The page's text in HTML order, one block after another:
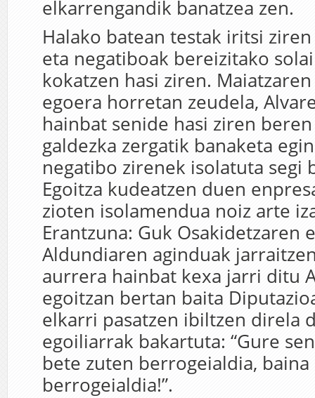
elkarrengandik banatzea zen.
Halako batean testak iritsi
eta negatiboak bereizitako
kokatzen hasi ziren.
egoera horretan zeudela,
hainbat senide hasi ziren
galdezka zergatik banaketa
negatibo zirenek isolatuta segi
Egoitza kudeatzen duen
zioten isolamendua noiz arte
Erantzuna: Guk Osakidetzaren
Aldundiaren aginduak
aurrera hainbat kexa jarri ditu
egoitzan bertan baita
elkarri pasatzen ibiltzen direla
egoiliarrak bakartuta: “Gure
bete zuten berrogeialdia,
berrogeialdia!”.